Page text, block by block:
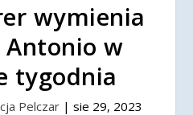
wymienia
Antonio w
tygodnia
Pelczar | sie 29, 2023